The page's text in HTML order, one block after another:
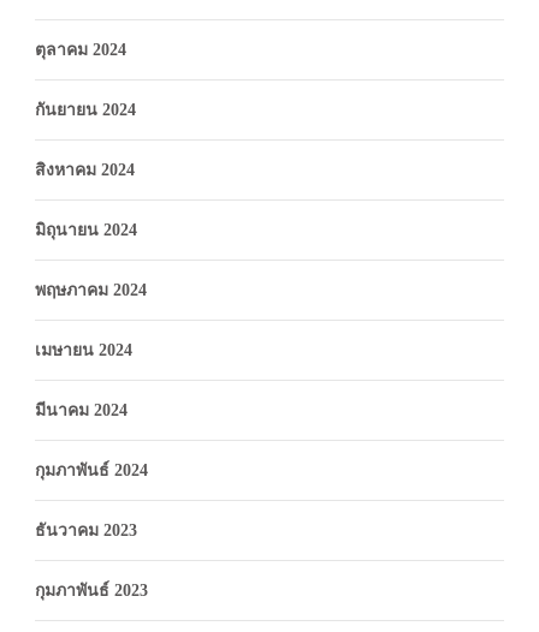
ตุลาคม 2024
กันยายน 2024
สิงหาคม 2024
มิถุนายน 2024
พฤษภาคม 2024
เมษายน 2024
มีนาคม 2024
กุมภาพันธ์ 2024
ธันวาคม 2023
กุมภาพันธ์ 2023